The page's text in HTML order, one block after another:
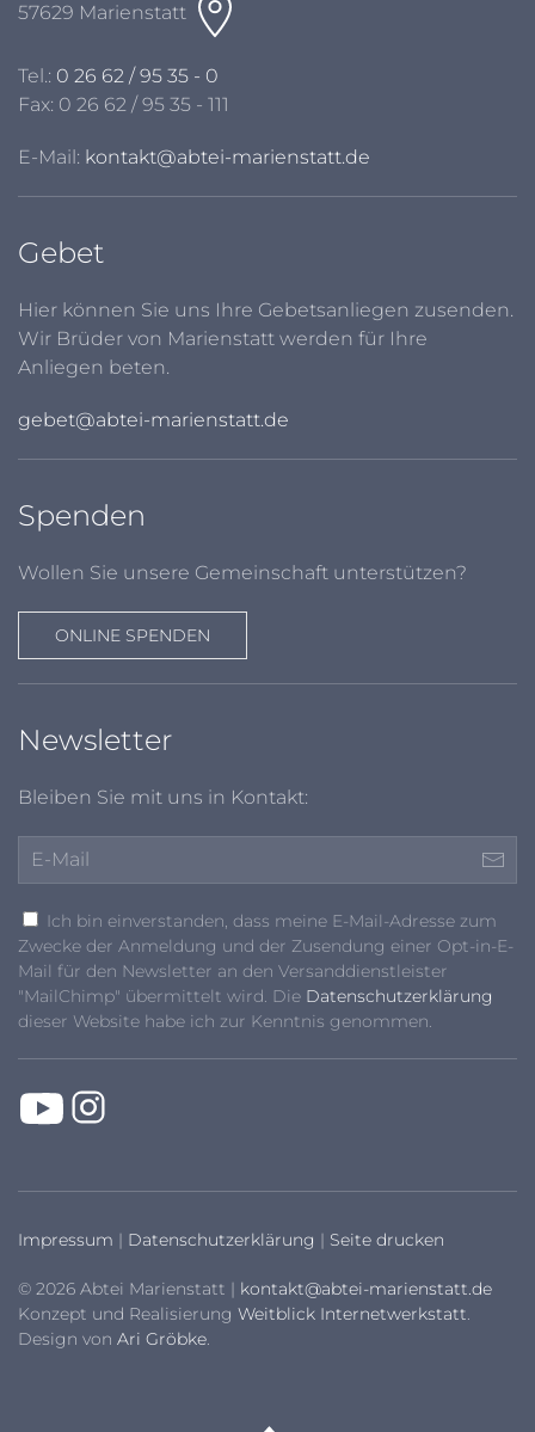
57629 Marienstatt
Tel.: 0 26 62 / 95 35 - 0
Fax: 0 26 62 / 95 35 - 111
E-Mail: kontakt@abtei-marienstatt.de
Gebet
Hier können Sie uns Ihre Gebetsanliegen zusenden.
Wir Brüder von Marienstatt werden für Ihre
Anliegen beten.
gebet@abtei-marienstatt.de
Spenden
Wollen Sie unsere Gemeinschaft unterstützen?
ONLINE SPENDEN
Newsletter
Bleiben Sie mit uns in Kontakt:
Ich bin einverstanden, dass meine E-Mail-Adresse zum
Zwecke der Anmeldung und der Zusendung einer Opt-in-E-
Mail für den Newsletter an den Versanddienstleister
"MailChimp" übermittelt wird. Die Datenschutzerklärung
dieser Website habe ich zur Kenntnis genommen.
Impressum | Datenschutzerklärung | Seite drucken
© 2026 Abtei Marienstatt | kontakt@abtei-marienstatt.de
Konzept und Realisierung Weitblick Internetwerkstatt.
Design von Ari Gröbke.